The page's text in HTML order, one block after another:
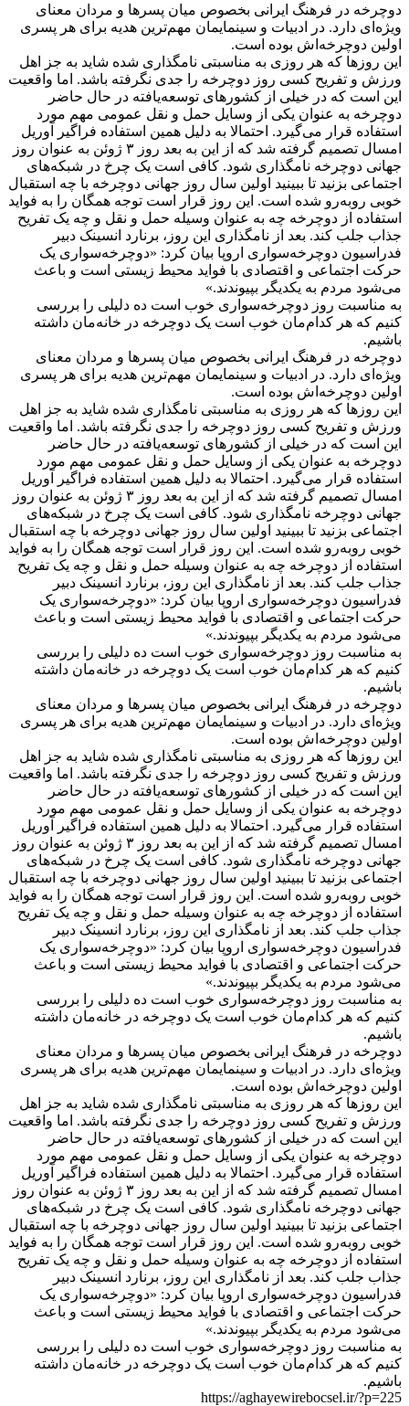
دوچرخه در فرهنگ ایرانی بخصوص میان پسرها و مردان معنای
ویژه‌ای دارد. در ادبیات و سینمایمان مهم‌ترین هدیه برای هر پسری
اولین دوچرخه‌اش بوده است.
این روزها که هر روزی به مناسبتی نامگذاری شده شاید به جز اهل
ورزش و تفریح کسی روز دوچرخه را جدی نگرفته باشد. اما واقعیت
این است که در خیلی از کشورهای توسعه‌یافته در حال حاضر
دوچرخه به عنوان یکی از وسایل حمل و نقل عمومی مهم مورد
استفاده قرار می‌گیرد. احتمالا به دلیل همین استفاده فراگیر آوریل
امسال تصمیم گرفته شد که از این به بعد روز ۳ ژوئن به عنوان روز
جهانی دوچرخه نامگذاری شود. کافی است یک چرخ در شبکه‌های
اجتماعی بزنید تا ببینید اولین سال روز جهانی دوچرخه با چه استقبال
خوبی روبه‌رو شده است. این روز قرار است توجه همگان را به فواید
استفاده از دوچرخه چه به عنوان وسیله حمل و نقل و چه یک تفریح
جذاب جلب کند. بعد از نامگذاری این روز، برنارد انسینک دبیر
فدراسیون دوچرخه‌سواری اروپا بیان کرد: «دوچرخه‌سواری یک
حرکت اجتماعی و اقتصادی با فواید محیط زیستی است و باعث
می‌شود مردم به یکدیگر بپیوندند.»
به مناسبت روز دوچرخه‌سواری خوب است ده دلیلی را بررسی
کنیم که هر کدام‌مان خوب است یک دوچرخه در خانه‌مان داشته
باشیم.
دوچرخه در فرهنگ ایرانی بخصوص میان پسرها و مردان معنای
ویژه‌ای دارد. در ادبیات و سینمایمان مهم‌ترین هدیه برای هر پسری
اولین دوچرخه‌اش بوده است.
این روزها که هر روزی به مناسبتی نامگذاری شده شاید به جز اهل
ورزش و تفریح کسی روز دوچرخه را جدی نگرفته باشد. اما واقعیت
این است که در خیلی از کشورهای توسعه‌یافته در حال حاضر
دوچرخه به عنوان یکی از وسایل حمل و نقل عمومی مهم مورد
استفاده قرار می‌گیرد. احتمالا به دلیل همین استفاده فراگیر آوریل
امسال تصمیم گرفته شد که از این به بعد روز ۳ ژوئن به عنوان روز
جهانی دوچرخه نامگذاری شود. کافی است یک چرخ در شبکه‌های
اجتماعی بزنید تا ببینید اولین سال روز جهانی دوچرخه با چه استقبال
خوبی روبه‌رو شده است. این روز قرار است توجه همگان را به فواید
استفاده از دوچرخه چه به عنوان وسیله حمل و نقل و چه یک تفریح
جذاب جلب کند. بعد از نامگذاری این روز، برنارد انسینک دبیر
فدراسیون دوچرخه‌سواری اروپا بیان کرد: «دوچرخه‌سواری یک
حرکت اجتماعی و اقتصادی با فواید محیط زیستی است و باعث
می‌شود مردم به یکدیگر بپیوندند.»
به مناسبت روز دوچرخه‌سواری خوب است ده دلیلی را بررسی
کنیم که هر کدام‌مان خوب است یک دوچرخه در خانه‌مان داشته
باشیم.
دوچرخه در فرهنگ ایرانی بخصوص میان پسرها و مردان معنای
ویژه‌ای دارد. در ادبیات و سینمایمان مهم‌ترین هدیه برای هر پسری
اولین دوچرخه‌اش بوده است.
این روزها که هر روزی به مناسبتی نامگذاری شده شاید به جز اهل
ورزش و تفریح کسی روز دوچرخه را جدی نگرفته باشد. اما واقعیت
این است که در خیلی از کشورهای توسعه‌یافته در حال حاضر
دوچرخه به عنوان یکی از وسایل حمل و نقل عمومی مهم مورد
استفاده قرار می‌گیرد. احتمالا به دلیل همین استفاده فراگیر آوریل
امسال تصمیم گرفته شد که از این به بعد روز ۳ ژوئن به عنوان روز
جهانی دوچرخه نامگذاری شود. کافی است یک چرخ در شبکه‌های
اجتماعی بزنید تا ببینید اولین سال روز جهانی دوچرخه با چه استقبال
خوبی روبه‌رو شده است. این روز قرار است توجه همگان را به فواید
استفاده از دوچرخه چه به عنوان وسیله حمل و نقل و چه یک تفریح
جذاب جلب کند. بعد از نامگذاری این روز، برنارد انسینک دبیر
فدراسیون دوچرخه‌سواری اروپا بیان کرد: «دوچرخه‌سواری یک
حرکت اجتماعی و اقتصادی با فواید محیط زیستی است و باعث
می‌شود مردم به یکدیگر بپیوندند.»
به مناسبت روز دوچرخه‌سواری خوب است ده دلیلی را بررسی
کنیم که هر کدام‌مان خوب است یک دوچرخه در خانه‌مان داشته
باشیم.
دوچرخه در فرهنگ ایرانی بخصوص میان پسرها و مردان معنای
ویژه‌ای دارد. در ادبیات و سینمایمان مهم‌ترین هدیه برای هر پسری
اولین دوچرخه‌اش بوده است.
این روزها که هر روزی به مناسبتی نامگذاری شده شاید به جز اهل
ورزش و تفریح کسی روز دوچرخه را جدی نگرفته باشد. اما واقعیت
این است که در خیلی از کشورهای توسعه‌یافته در حال حاضر
دوچرخه به عنوان یکی از وسایل حمل و نقل عمومی مهم مورد
استفاده قرار می‌گیرد. احتمالا به دلیل همین استفاده فراگیر آوریل
امسال تصمیم گرفته شد که از این به بعد روز ۳ ژوئن به عنوان روز
جهانی دوچرخه نامگذاری شود. کافی است یک چرخ در شبکه‌های
اجتماعی بزنید تا ببینید اولین سال روز جهانی دوچرخه با چه استقبال
خوبی روبه‌رو شده است. این روز قرار است توجه همگان را به فواید
استفاده از دوچرخه چه به عنوان وسیله حمل و نقل و چه یک تفریح
جذاب جلب کند. بعد از نامگذاری این روز، برنارد انسینک دبیر
فدراسیون دوچرخه‌سواری اروپا بیان کرد: «دوچرخه‌سواری یک
حرکت اجتماعی و اقتصادی با فواید محیط زیستی است و باعث
می‌شود مردم به یکدیگر بپیوندند.»
به مناسبت روز دوچرخه‌سواری خوب است ده دلیلی را بررسی
کنیم که هر کدام‌مان خوب است یک دوچرخه در خانه‌مان داشته
باشیم.
https://aghayewirebocsel.ir/?p=225